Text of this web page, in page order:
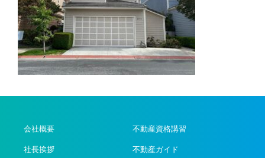
会社概要
社長挨拶
不動産資格講習
不動産ガイド